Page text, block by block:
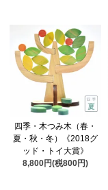
四季・木つみ木（春・
夏・秋・冬）《2018グ
ッド・トイ大賞》
8,800円(税800円)